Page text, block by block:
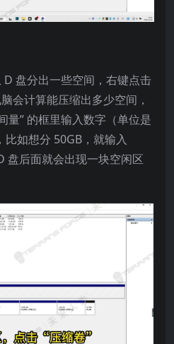
盘分出一些空间，右键点击
会计算能压缩出多少空间，
量” 的框里输入数字（单位是
如想分 50GB，就输入
盘后面就会出现一块空闲区